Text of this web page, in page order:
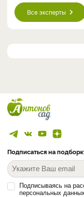
Все эксперты
Подписаться на
Подписываясь на
персональных